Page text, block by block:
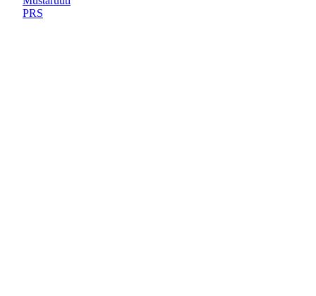
PRS